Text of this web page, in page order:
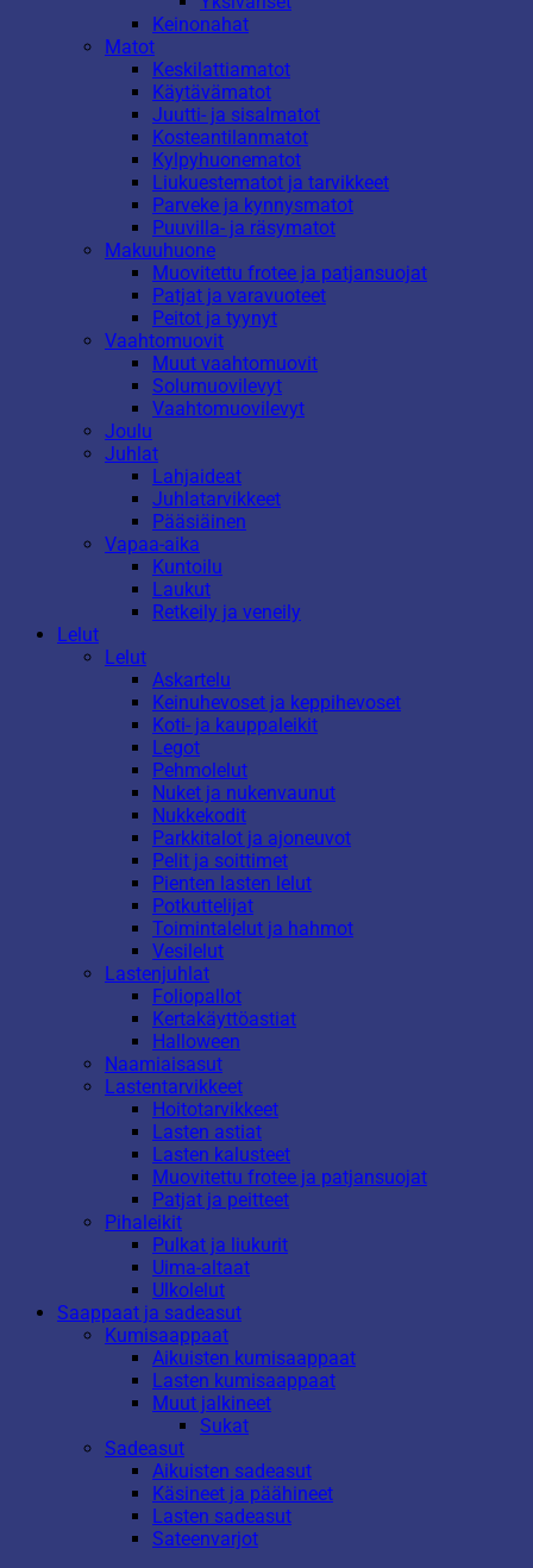
Keinonahat
Matot
Keskilattiamatot
Käytävämatot
Juutti- ja sisalmatot
Kosteantilanmatot
Kylpyhuonematot
Liukuestematot ja tarvikkeet
Parveke ja kynnysmatot
Puuvilla- ja räsymatot
Makuuhuone
Muovitettu frotee ja patjansuojat
Patjat ja varavuoteet
Peitot ja tyynyt
Vaahtomuovit
Muut vaahtomuovit
Solumuovilevyt
Vaahtomuovilevyt
Joulu
Juhlat
Lahjaideat
Juhlatarvikkeet
Pääsiäinen
Vapaa-aika
Kuntoilu
Laukut
Retkeily ja veneily
Lelut
Lelut
Askartelu
Keinuhevoset ja keppihevoset
Koti- ja kauppaleikit
Legot
Pehmolelut
Nuket ja nukenvaunut
Nukkekodit
Parkkitalot ja ajoneuvot
Pelit ja soittimet
Pienten lasten lelut
Potkuttelijat
Toimintalelut ja hahmot
Vesilelut
Lastenjuhlat
Foliopallot
Kertakäyttöastiat
Halloween
Naamiaisasut
Lastentarvikkeet
Hoitotarvikkeet
Lasten astiat
Lasten kalusteet
Muovitettu frotee ja patjansuojat
Patjat ja peitteet
Pihaleikit
Pulkat ja liukurit
Uima-altaat
Ulkolelut
Saappaat ja sadeasut
Kumisaappaat
Aikuisten kumisaappaat
Lasten kumisaappaat
Muut jalkineet
Sukat
Sadeasut
Aikuisten sadeasut
Käsineet ja päähineet
Lasten sadeasut
Sateenvarjot